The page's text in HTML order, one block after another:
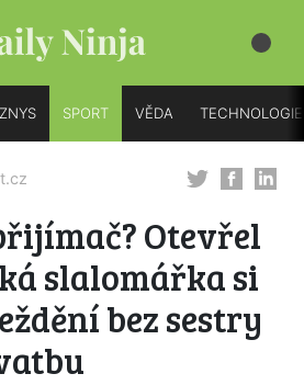
SPORT VĚDA TECHNOLOGIE
Otevřel
slalomářka si
bez sestry